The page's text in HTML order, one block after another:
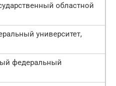
областной
университет,
федеральный